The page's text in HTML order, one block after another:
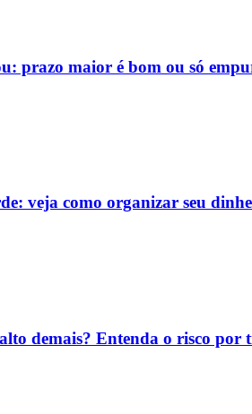
prazo maior é bom ou só
veja como organizar seu
demais? Entenda o risco por